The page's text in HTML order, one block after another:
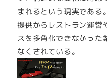
まれるという現実である
提供からレストラン運営
スを多角化できなかった
なくされている。